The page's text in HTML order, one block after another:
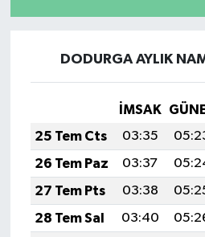
DODURGA AYLIK
İMSAK
25 Tem Cts
03:35
26 Tem Paz
03:37
27 Tem Pts
03:38
28 Tem Sal
03:40